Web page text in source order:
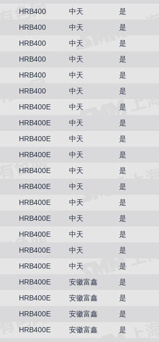
HRB400 中天 是
HRB400 中天 是
HRB400 中天 是
HRB400 中天 是
HRB400 中天 是
HRB400 中天 是
HRB400E 中天 是
HRB400E 中天 是
HRB400E 中天 是
HRB400E 中天 是
HRB400E 中天 是
HRB400E 中天 是
HRB400E 中天 是
HRB400E 中天 是
HRB400E 中天 是
HRB400E 中天 是
HRB400E 中天 是
HRB400E 安徽富鑫 是
HRB400E 安徽富鑫 是
HRB400E 安徽富鑫 是
HRB400E 安徽富鑫 是